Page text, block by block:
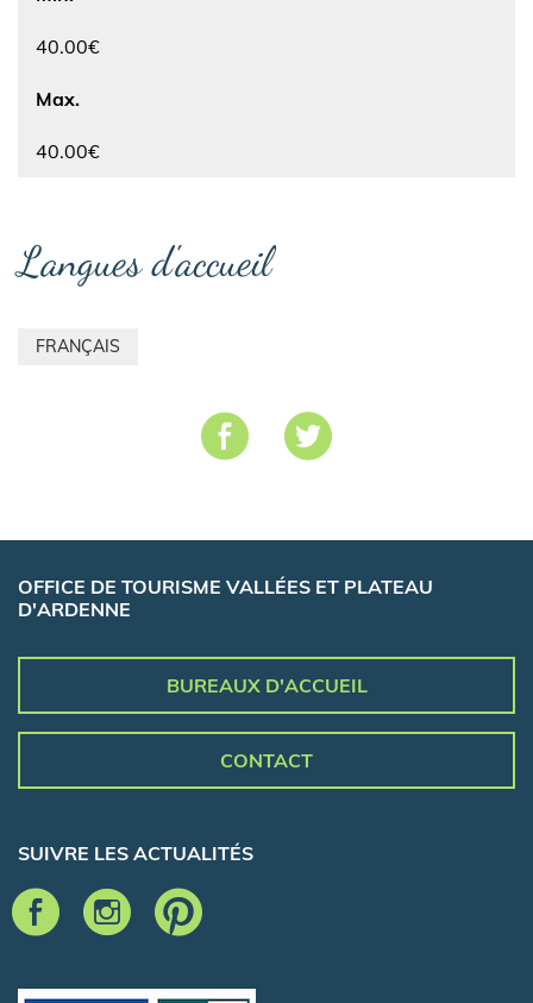
40.00€
Max.
40.00€
Langues d'accueil
FRANÇAIS
OFFICE DE TOURISME VALLÉES ET PLATEAU
D'ARDENNE
BUREAUX D'ACCUEIL
CONTACT
SUIVRE LES ACTUALITÉS